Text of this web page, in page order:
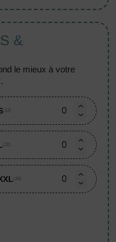
&
le mieux à votre
(13)
(11)
(49)